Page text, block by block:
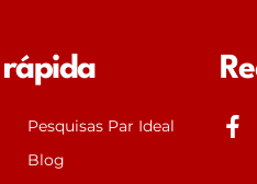
rápida
Pesquisas Par Ideal
Blog
J